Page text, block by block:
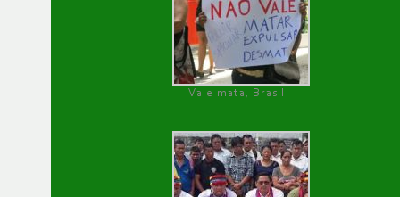
Vale mata, Brasil